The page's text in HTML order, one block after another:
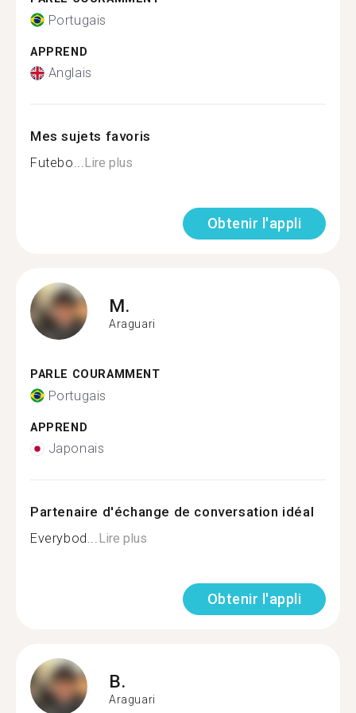
Portugais
APPREND
Anglais
Mes sujets favoris
Futebo...Lire plus
Obtenir l'appli
M.
Araguari
PARLE COURAMMENT
Portugais
APPREND
Japonais
Partenaire d'échange de conversation idéal
Everybod...Lire plus
Obtenir l'appli
B.
Araguari